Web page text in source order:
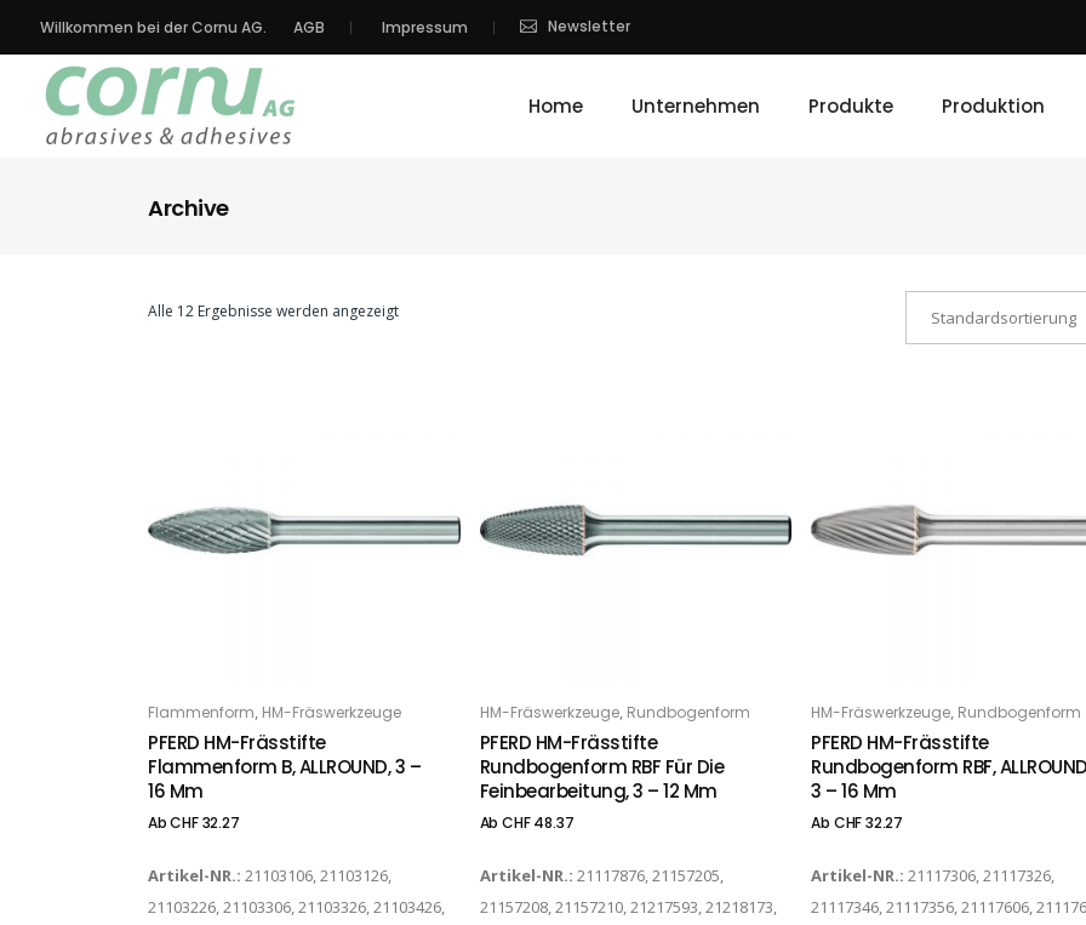
Willkommen bei der Cornu AG. AGB Impressum Newsletter
Home Unternehmen Produkte Produktion
Archive
Alle 12 Ergebnisse werden angezeigt Standardsortierung
OPTIONS
Flammenform HM-Fräswerkzeuge
PFERD HM-Frässtifte
Flammenform B, ALLROUND, 3 –
16 Mm
AbCHF32.27
Artikel-NR.: 21103106, 21103126,
21103226, 21103306, 21103326, 21103426,
OPTIONS
HM-Fräswerkzeuge, Rundbogenform
PFERD HM-Frässtifte
Rundbogenform RBF Für Die
Feinbearbeitung, 3 – 12 Mm
AbCHF48.37
Artikel-NR.: 21117876, 21157205,
21157208, 21157210, 21217593, 21218173,
OPTIONS
HM-Fräswerkzeuge Rundbogenform
PFERD HM-Frässtifte
Rundbogenform RBF,
3 – 16 Mm
Ab CHF32.27
Artikel-NR.:21117306, 21117326,
21117346, 21117356, 21117606,